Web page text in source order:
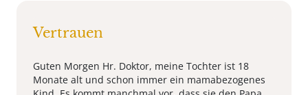
Vertrauen
Guten Morgen Hr. Doktor, meine Tochter ist 18
Monate alt und schon immer ein mamabezogenes